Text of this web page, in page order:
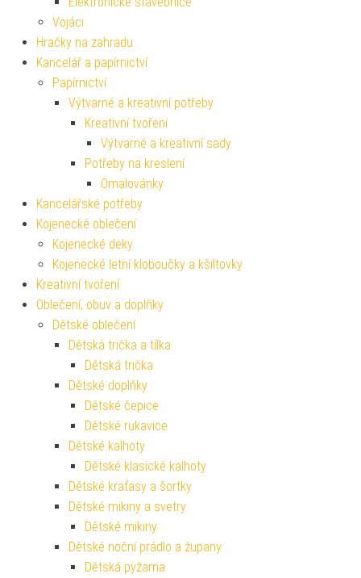
Vojáci
Hračky na zahradu
Kancelář a papírnictví
Papírnictví
Výtvarné a kreativní potřeby
Kreativní tvoření
Výtvarné a kreativní sady
Potřeby na kreslení
Omalovánky
Kancelářské potřeby
Kojenecké oblečení
Kojenecké deky
Kojenecké letní kloboučky a kšiltovky
Kreativní tvoření
Oblečení, obuv a doplňky
Dětské oblečení
Dětská trička a tílka
Dětská trička
Dětské doplňky
Dětské čepice
Dětské rukavice
Dětské kalhoty
Dětské klasické kalhoty
Dětské kraťasy a šortky
Dětské mikiny a svetry
Dětské mikiny
Dětské noční prádlo a župany
Dětská pyžama